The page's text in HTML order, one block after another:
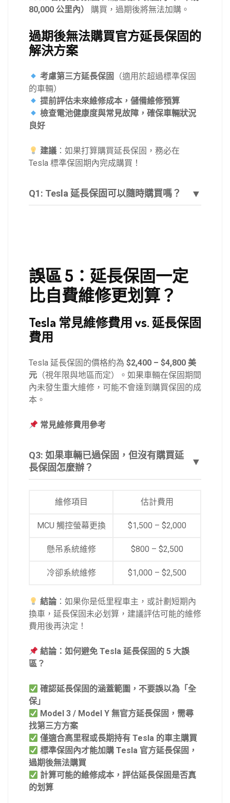
80,000 公里內）
購買，過期後將無法加購。
過期後無法購買官方延長保固的
解決方案
考慮第三方延長保固
（適用於超過標準保固
的車輛）
提前評估未來維修成本，儲備維修預算
檢查電池健康度與常見故障，確保車輛狀況
良好
建議 ：如果打算購買延長保固，務必在
Tesla 標準保固期內完成購買！
Q1: Tesla 延長保固可以隨時購買嗎？ ▼
誤區 5：延長保固一定
比自費維修更划算？
Tesla 常見維修費用 vs. 延長保固
費用
Tesla 延長保固的價格約為 $2,400 – $4,800 美
元 （視年限與地區而定）。如果車輛在保固期間
內未發生重大維修，可能不會達到購買保固的成
本。
常見維修費用參考
Q3: 如果車輛已過保固，但沒有購買延
長保固怎麼辦？
▼
維修項目 估計費用
MCU 觸控螢幕更換 $1,500 – $2,000
懸吊系統維修 $800 – $2,500
冷卻系統維修 $1,000 – $2,500
結論 ：如果你是低里程車主，或計劃短期內
換車，延長保固未必划算，建議評估可能的維修
費用後再決定！
結論：如何避免 Tesla 延長保固的 5 大誤
區？
確認延長保固的涵蓋範圍，不要誤以為「全
保」
Model 3 / Model Y 無官方延長保固，需尋
找第三方方案
僅適合高里程或長期持有 Tesla 的車主購買
標準保固內才能加購 Tesla 官方延長保固，
過期後無法購買
計算可能的維修成本，評估延長保固是否真
的划算